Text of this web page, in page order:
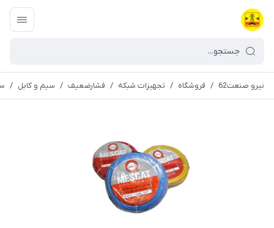
نیرو صنعت62 / فروشگاه / تجهیزات شبکه / فشارضعیف / سیم و کابل / سیم